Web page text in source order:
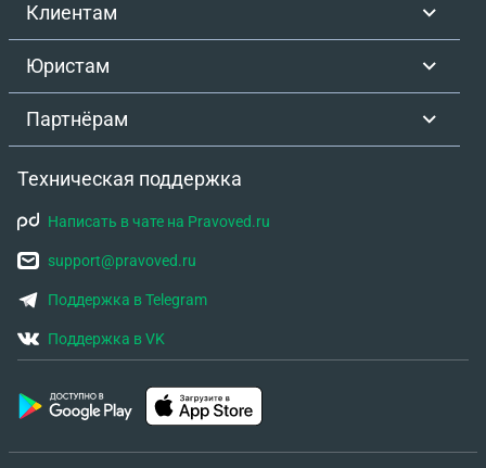
Клиентам
Юристам
Партнёрам
Техническая поддержка
Написать в чате на Pravoved.ru
support@pravoved.ru
Поддержка в Telegram
Поддержка в VK